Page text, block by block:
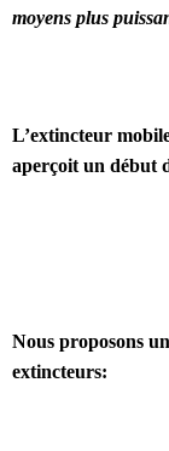
moyens plus
L’extincteur
aperçoit un début
Nous proposons
extincteurs: